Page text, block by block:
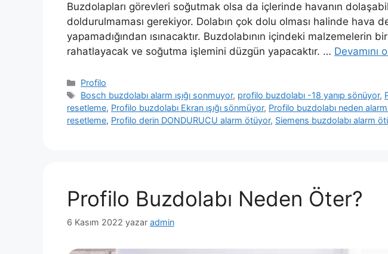
Buzdolapları görevleri soğutmak olsa da içlerinde havanın
doldurulmaması gerekiyor. Dolabın çok dolu olması halinde hava
yapamadığından ısınacaktır. Buzdolabının içindeki malzemelerin bir
rahatlayacak ve soğutma işlemini düzgün yapacaktır. … Devamını
Kategoriler
Profilo
Etiketler
Bosch buzdolabı alarm ışığı sonmuyor, profilo buzdolabı -18 yanıp sönüyor,
resetleme, Profilo buzdolabı Ekran ışığı sönmüyor, Profilo buzdolabı neden
resetleme, Profilo derin DONDURUCU alarm ötüyor, Siemens buzdolabı alarm
Profilo Buzdolabı Neden Öter?
6 Kasım 2022 yazar admin